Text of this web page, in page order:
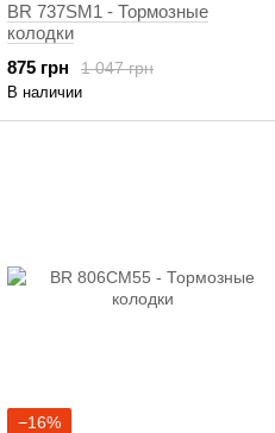
BR 737SM1 - Тормозные
колодки
1 047 грн
875 грн
В наличии
−16%